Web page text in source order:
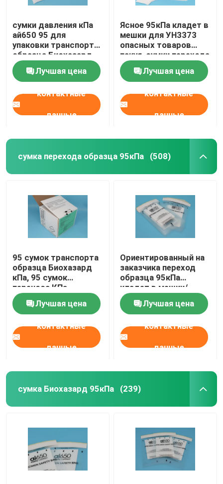
сумки давления кПа
ай650 95 для
упаковки транспорта
образца Биохазард
Лучшая цена
контактные
данные
Ясное 95кПа кладет в
мешки для УН3373
опасных товаров
пакуя, сумки перехода
образца 95кПа
Лучшая цена
контактные
данные
сумка перехода образца 95кПа (508)
95 сумок транспорта
образца Биохазард
кПа, 95 сумок
переноса КПа
медицинских
Лучшая цена
контактные
данные
Ориентированный на
заказчика переход
образца 95кПа
кладет в мешки/
биологическая
одобренная сумка
ИАТА опасности
Лучшая цена
контактные
данные
сумка Биохазард 95кПа (239)